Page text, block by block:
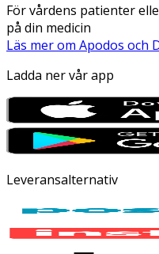
För vårdens patienter
på din medicin
Läs mer om Apodos och
Ladda ner vår app
Leveransalternativ